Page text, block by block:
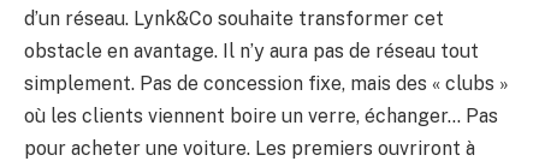
d’un réseau. Lynk&Co souhaite transformer cet
obstacle en avantage. Il n’y aura pas de réseau tout
simplement. Pas de concession fixe, mais des « clubs »
où les clients viennent boire un verre, échanger… Pas
pour acheter une voiture. Les premiers ouvriront à